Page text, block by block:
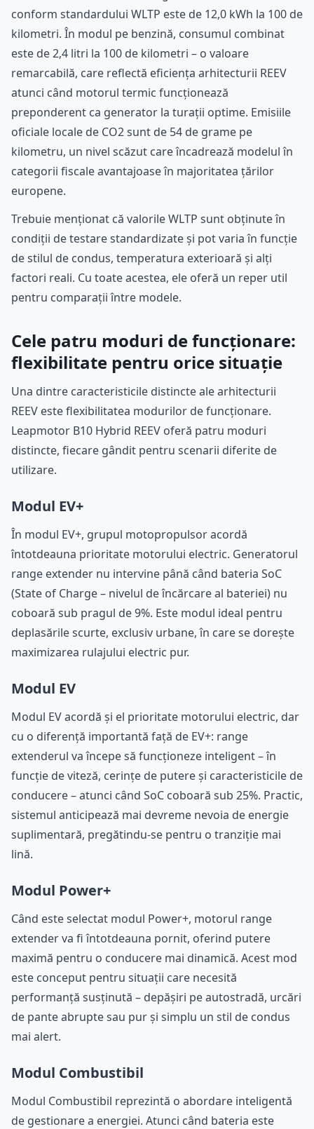
conform standardului WLTP este de 12,0 kWh la 100 de
kilometri. În modul pe benzină, consumul combinat
este de 2,4 litri la 100 de kilometri – o valoare
remarcabilă, care reflectă eficiența arhitecturii REEV
atunci când motorul termic funcționează
preponderent ca generator la turații optime. Emisiile
oficiale locale de CO2 sunt de 54 de grame pe
kilometru, un nivel scăzut care încadrează modelul în
categorii fiscale avantajoase în majoritatea țărilor
europene.
Trebuie menționat că valorile WLTP sunt obținute în
condiții de testare standardizate și pot varia în funcție
de stilul de condus, temperatura exterioară și alți
factori reali. Cu toate acestea, ele oferă un reper util
pentru comparații între modele.
Cele patru moduri de funcționare:
flexibilitate pentru orice situație
Una dintre caracteristicile distincte ale arhitecturii
REEV este flexibilitatea modurilor de funcționare.
Leapmotor B10 Hybrid REEV oferă patru moduri
distincte, fiecare gândit pentru scenarii diferite de
utilizare.
Modul EV+
În modul EV+, grupul motopropulsor acordă
întotdeauna prioritate motorului electric. Generatorul
range extender nu intervine până când bateria SoC
(State of Charge – nivelul de încărcare al bateriei) nu
coboară sub pragul de 9%. Este modul ideal pentru
deplasările scurte, exclusiv urbane, în care se dorește
maximizarea rulajului electric pur.
Modul EV
Modul EV acordă și el prioritate motorului electric, dar
cu o diferență importantă față de EV+: range
extenderul va începe să funcționeze inteligent – în
funcție de viteză, cerințe de putere și caracteristicile de
conducere – atunci când SoC coboară sub 25%. Practic,
sistemul anticipează mai devreme nevoia de energie
suplimentară, pregătindu-se pentru o tranziție mai
lină.
Modul Power+
Când este selectat modul Power+, motorul range
extender va fi întotdeauna pornit, oferind putere
maximă pentru o conducere mai dinamică. Acest mod
este conceput pentru situații care necesită
performanță susținută – depășiri pe autostradă, urcări
de pante abrupte sau pur și simplu un stil de condus
mai alert.
Modul Combustibil
Modul Combustibil reprezintă o abordare inteligentă
de gestionare a energiei. Atunci când bateria este